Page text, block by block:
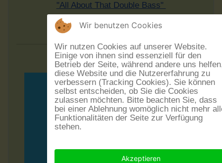
"All About That Double Bass"
18. September 2026 - 20 Uhr
im Museumskeller Guntersblum
Wir benutzen Cookies
Wir nutzen Cookies auf unserer Website.
Einige von ihnen sind essenziell für den
Betrieb der Seite, während andere uns
diese Website und die Nutzererfahrung zu
verbessern (Tracking Cookies). Sie können
selbst entscheiden, ob Sie die Cookies
zulassen möchten. Bitte beachten Sie, dass
bei einer Ablehnung womöglich nicht mehr
Funktionalitäten der Seite zur Verfügung
stehen.
Akzeptieren